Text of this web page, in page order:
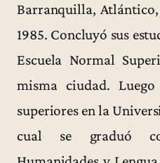
Barranquilla,
1985. Concluyó sus
Escuela Normal
misma ciudad.
superiores en la
cual se graduó